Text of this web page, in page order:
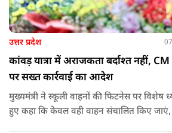
उत्तर प्रदेश
कांवड़ यात्रा में अराजकता बर्दाश्त नहीं, CM
पर सख्त कार्रवाई का आदेश
मुख्यमंत्री ने स्कूली वाहनों की फिटनेस पर विशेष
हुए कहा कि केवल वही वाहन संचालित किए जाएं,